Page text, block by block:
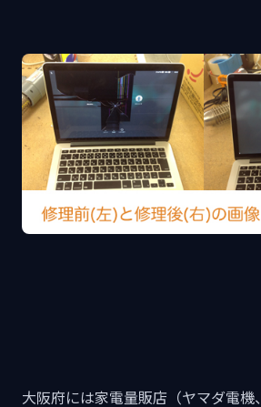
大阪府には家電量販店（ヤマダ電機